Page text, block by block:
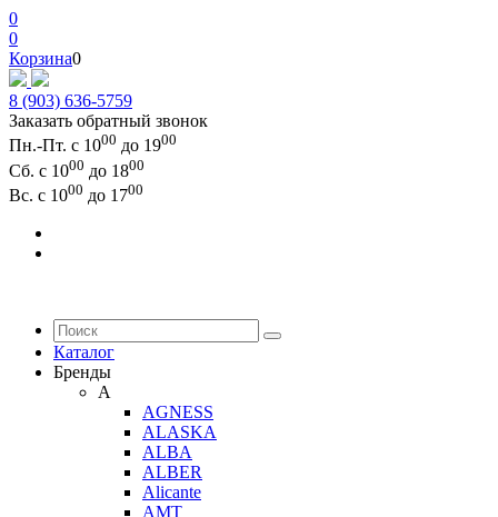
0
0
Корзина0
8 (903) 636-5759
Заказать обратный звонок
Пн.-Пт. с 1000 до 1900
Сб. с 1000 до 1800
Вс. с 1000 до 1700
Каталог
Бренды
A
AGNESS
ALASKA
ALBA
ALBER
Alicante
AMT